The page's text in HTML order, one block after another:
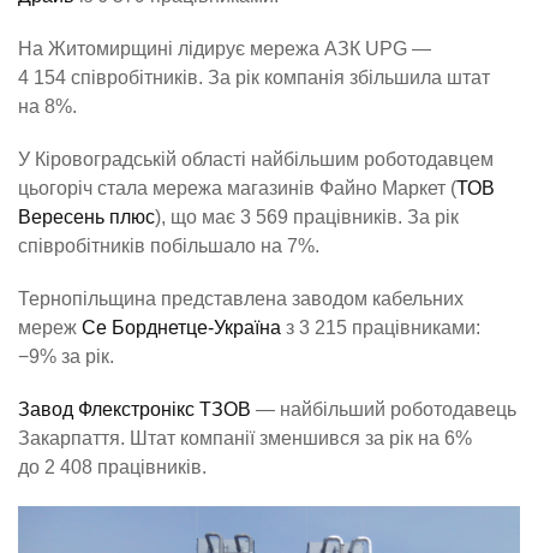
На Житомирщині лідирує мережа АЗК UPG —
4 154 співробітників. За рік компанія збільшила штат
на 8%.
У Кіровоградській області найбільшим роботодавцем
цьогоріч стала мережа магазинів Файно Маркет (ТОВ
Вересень плюс), що має 3 569 працівників. За рік
співробітників побільшало на 7%.
Тернопільщина представлена заводом кабельних
мереж Се Борднетце-Україна з 3 215 працівниками:
−9% за рік.
Завод Флекстронікс ТЗОВ — найбільший роботодавець
Закарпаття. Штат компанії зменшився за рік на 6%
до 2 408 працівників.